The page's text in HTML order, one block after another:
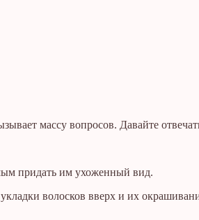
массу вопросов. Давайте
придать им ухоженный вид.
волосков вверх и их